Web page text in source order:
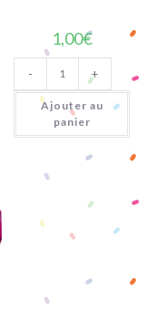
1,00€
quantité
de
Bubblicious
Ultimate
Original
5P
- +
Ajouter au
panier